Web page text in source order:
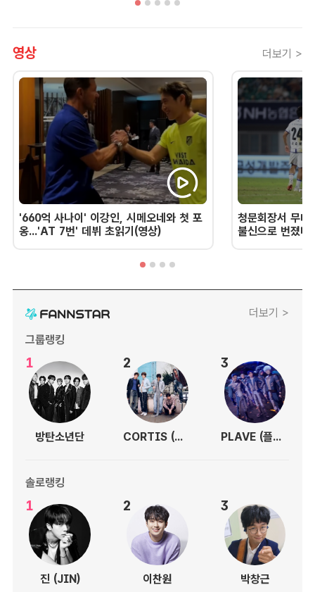
영상 더보기 >
'660억 사나이' 이강인, 시메오네와 첫 포
옹...'AT 7번' 데뷔 초읽기(영상)
청문회장서 무너
불신으로 번졌
더보기 >
그룹랭킹
1
방탄소년단
2
CORTIS (코르티스)
3
PLAVE (플레이브)
솔로랭킹
1
진 (JIN)
2
이찬원
3
박창근